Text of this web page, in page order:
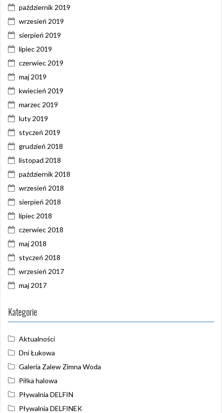
październik 2019
wrzesień 2019
sierpień 2019
lipiec 2019
czerwiec 2019
maj 2019
kwiecień 2019
marzec 2019
luty 2019
styczeń 2019
grudzień 2018
listopad 2018
październik 2018
wrzesień 2018
sierpień 2018
lipiec 2018
czerwiec 2018
maj 2018
styczeń 2018
wrzesień 2017
maj 2017
Kategorie
Aktualności
Dni Łukowa
Galeria Zalew Zimna Woda
Piłka halowa
Pływalnia DELFIN
Pływalnia DELFINEK